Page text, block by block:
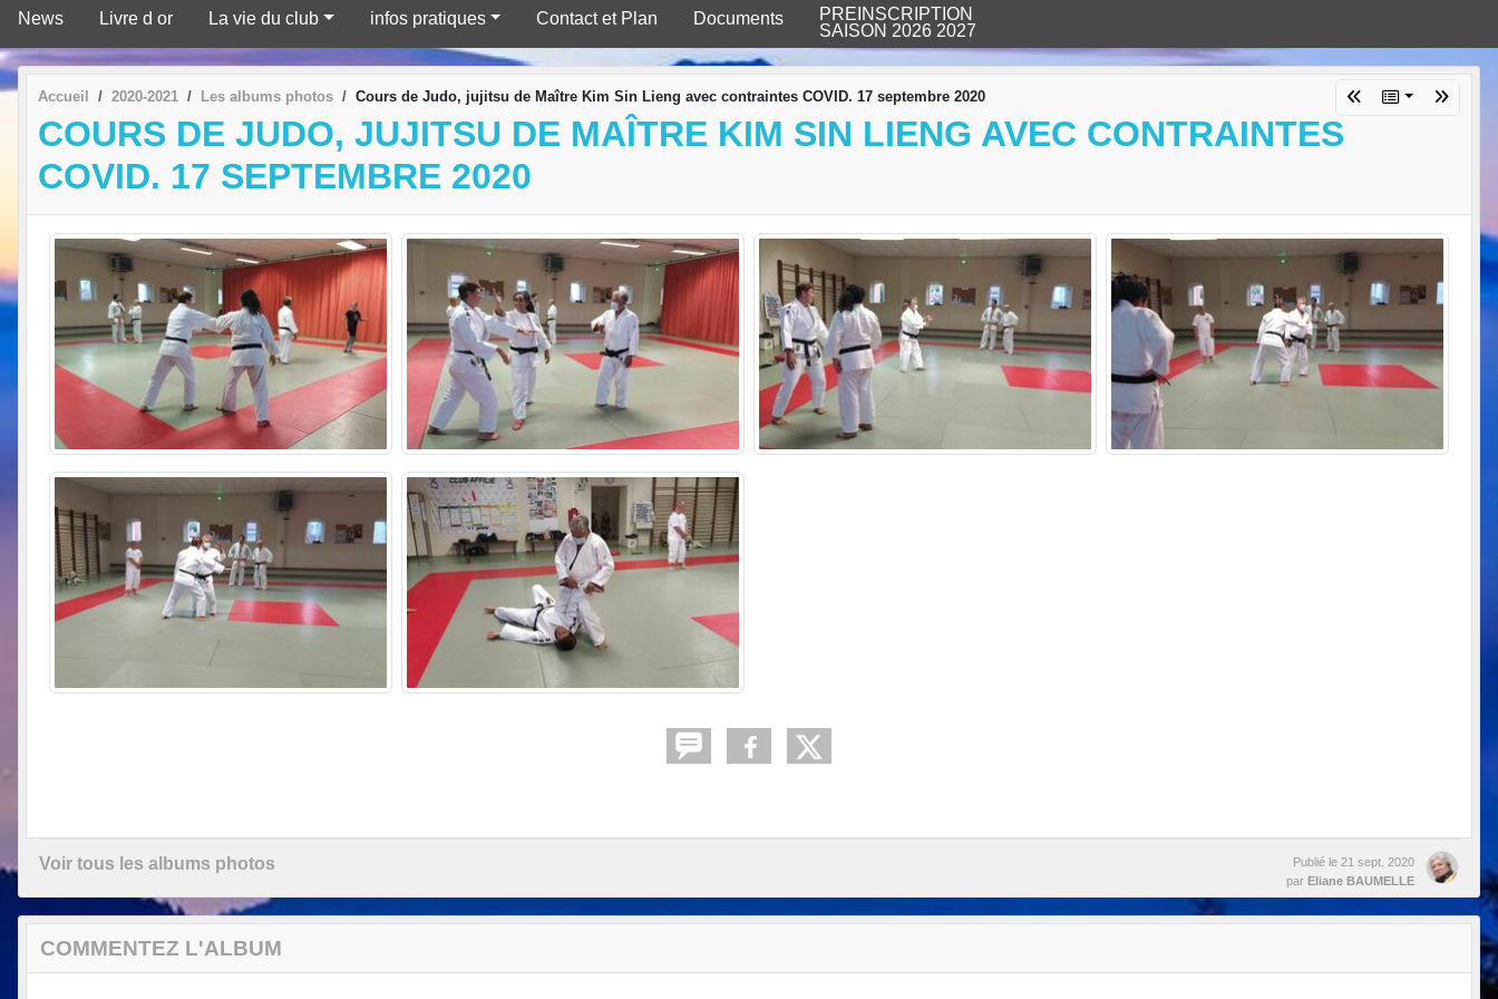
News Livre d or La vie du club infos pratiques Contact et Plan Documents
PREINSCRIPTION
SAISON 2026 2027
Accueil 2020-2021 Les albums photos Cours de Judo, jujitsu de Maître Kim Sin Lieng avec contraintes COVID. 17 septembre 2020
COURS DE JUDO, JUJITSU DE MAÎTRE KIM SIN LIENG AVEC CONTRAINTES
COVID. 17 SEPTEMBRE 2020
Voir tous les albums photos Publié le 21 sept. 2020
par Eliane BAUMELLE
COMMENTEZ L'ALBUM